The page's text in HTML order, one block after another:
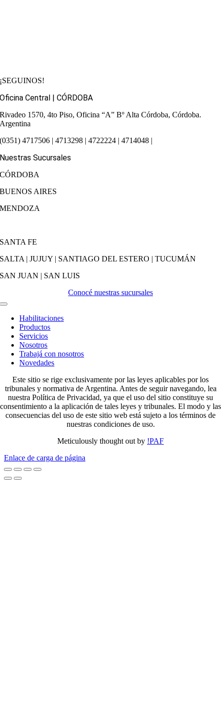
¡SEGUINOS!
Oficina Central | CÓRDOBA
Rivadeo 1570, 4to Piso, Oficina “A”Bº Alta Córdoba, Córdoba.
Argentina
(0351) 4717506 | 4713298 | 4722224 | 4714048 |
Nuestras Sucursales
CÓRDOBA
BUENOS AIRES
MENDOZA
SANTA FE
SALTA | JUJUY | SANTIAGO DEL ESTERO | TUCUMÁN
SAN JUAN | SAN LUIS
Conocé nuestras sucursales
Activar
Navegación
Habilitaciones
Productos
Servicios
Nosotros
Trabajá con nosotros
Novedades
Este sitio se rige exclusivamente por las leyes aplicables por los
tribunales y normativa de Argentina. Antes de seguir navegando, lea
nuestra Política de Privacidad, ya que el uso del sitio constituye su
consentimiento a la aplicación de tales leyes y tribunales. El modo y las
consecuencias del uso de este sitio web está sujeto a los términos de
nuestras condiciones de uso.
Meticulously thought out by !PAF
Enlace de carga de página